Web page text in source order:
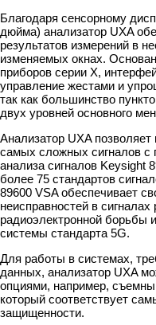
Благодаря сенсорному
дюйма) анализатор UXA
результатов измерений в
изменяемых окнах.
приборов серии X,
управление жестами и
так как большинство
двух уровней основного
Анализатор UXA
самых сложных сигналов с
анализа сигналов Keysight
более 75 стандартов
89600 VSA обеспечивает
неисправностей в
радиоэлектронной борьбы
системы стандарта 5G.
Для работы в системах,
данных, анализатор UXA
опциями, например,
который соответствует
защищенности.